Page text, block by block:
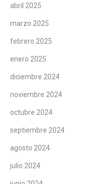
abril 2025
marzo 2025
febrero 2025
enero 2025
diciembre 2024
noviembre 2024
octubre 2024
septiembre 2024
agosto 2024
julio 2024